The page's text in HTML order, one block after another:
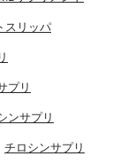
スリッパ
プリ
ンサプリ
チロシンサプリ